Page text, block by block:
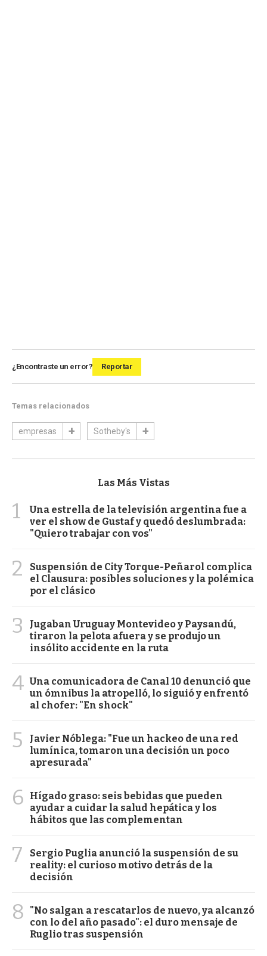
¿Encontraste un error? Reportar
Temas relacionados
empresas Sotheby's
Las Más Vistas
1
Una estrella de la televisión argentina fue a
ver el show de Gustaf y quedó deslumbrada:
"Quiero trabajar con vos"
2
Suspensión de City Torque-Peñarol complica
el Clausura: posibles soluciones y la polémica
por el clásico
3
Jugaban Uruguay Montevideo y Paysandú,
tiraron la pelota afuera y se produjo un
insólito accidente en la ruta
4 Una comunicadora de Canal 10 denunció que
un ómnibus la atropelló, lo siguió y enfrentó
al chofer: "En shock"
5
Javier Nóblega: "Fue un hackeo de una red
lumínica, tomaron una decisión un poco
apresurada"
6
Hígado graso: seis bebidas que pueden
ayudar a cuidar la salud hepática y los
hábitos que las complementan
7
Sergio Puglia anunció la suspensión de su
reality: el curioso motivo detrás de la
decisión
8
"No salgan a rescatarlos de nuevo, ya alcanzó
con lo del año pasado": el duro mensaje de
Ruglio tras suspensión